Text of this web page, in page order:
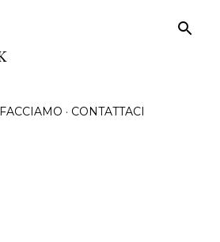
Passa ai contenuti
CONTATTACI